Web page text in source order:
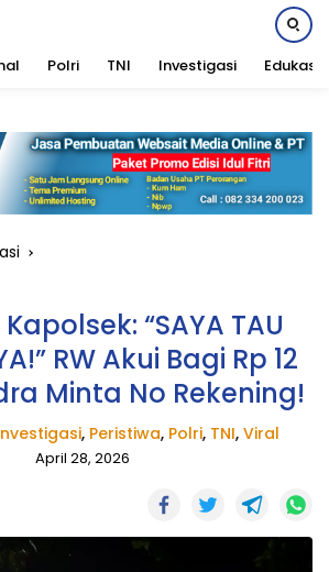
Polri TNI Investigasi Edukasi
Kapolsek: “SAYA TAU
RW Akui Bagi Rp 12
Minta No Rekening!
, Peristiwa, Polri, TNI, Viral
April 28, 2026